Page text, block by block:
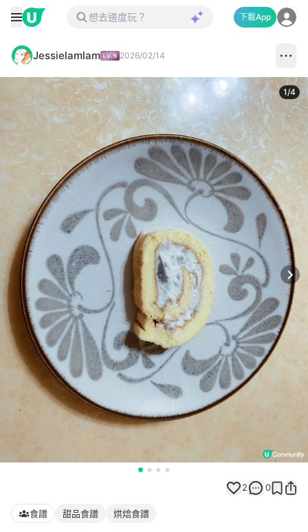
下載App
Jessielamlam 2026/02/14
1/4
2 0
食譜 甜品食譜 烘焙食譜